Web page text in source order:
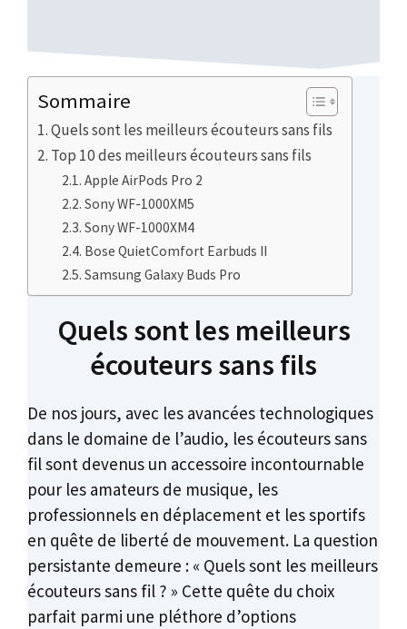
Sommaire
Quels sont les meilleurs écouteurs sans fils
Top 10 des meilleurs écouteurs sans fils
Apple AirPods Pro 2
Sony WF-1000XM5
Sony WF-1000XM4
Bose QuietComfort Earbuds II
Samsung Galaxy Buds Pro
Quels sont les meilleurs
écouteurs sans fils
De nos jours, avec les avancées technologiques
dans le domaine de l’audio, les écouteurs sans
fil sont devenus un accessoire incontournable
pour les amateurs de musique, les
professionnels en déplacement et les sportifs
en quête de liberté de mouvement. La question
persistante demeure : « Quels sont les meilleurs
écouteurs sans fil ? » Cette quête du choix
parfait parmi une pléthore d’options